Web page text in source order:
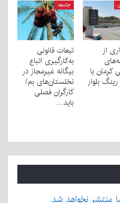
از
کرمان با
بلوار
جامعه
تبعات قانونی
به‌کارگیری اتباع
بیگانه غیرمجاز در
نخلستان‌های بم/
کارگران فصلی
باید…
منتشر نخواهد شد.